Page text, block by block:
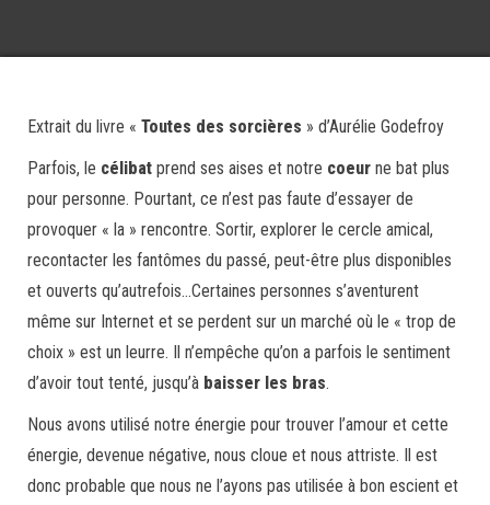
Extrait du livre « Toutes des sorcières » d’Aurélie Godefroy
Parfois, le célibat prend ses aises et notre coeur ne bat plus
pour personne. Pourtant, ce n’est pas faute d’essayer de
provoquer « la » rencontre. Sortir, explorer le cercle amical,
recontacter les fantômes du passé, peut-être plus disponibles
et ouverts qu’autrefois…Certaines personnes s’aventurent
même sur Internet et se perdent sur un marché où le « trop de
choix » est un leurre. Il n’empêche qu’on a parfois le sentiment
d’avoir tout tenté, jusqu’à baisser les bras.
Nous avons utilisé notre énergie pour trouver l’amour et cette
énergie, devenue négative, nous cloue et nous attriste. Il est
donc probable que nous ne l’ayons pas utilisée à bon escient et